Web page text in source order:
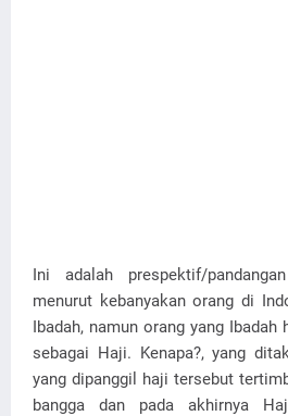
Ini adalah prespektif/
menurut kebanyakan orang di
Ibadah, namun orang yang
sebagai Haji. Kenapa?, yang
yang dipanggil haji tersebut
bangga dan pada akhirnya